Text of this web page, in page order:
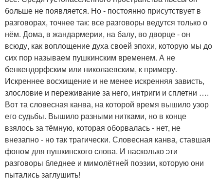
больше не появляется. Но - постоянно присутствует в
разговорах, точнее так: все разговоры ведутся только о
нём. Дома, в жандармерии, на балу, во дворце - он
всюду, как воплощение духа своей эпохи, которую мы до
сих пор называем пушкинским временем. А не
бенкендорфским или николаевским, к примеру.
Искреннее восхищение и не менее искренняя зависть,
злословие и переживание за него, интриги и сплетни ….
Вот та словесная канва, на которой время вышило узор
его судьбы. Вышило разными нитками, но в конце
взялось за тёмную, которая оборвалась - нет, не
внезапно - но так трагически. Словесная канва, ставшая
фоном для пушкинского слова. И насколько эти
разговоры бледнее и мимолётней поэзии, которую они
пытались заглушить!